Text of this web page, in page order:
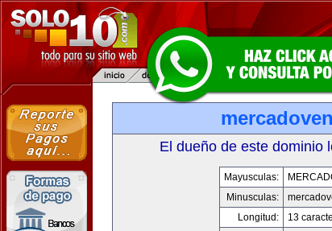
El dueño de este dominio
Mayusculas:
Minusculas:
Longitud:
13